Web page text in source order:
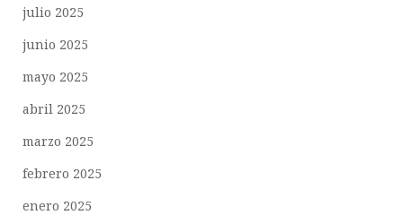
julio 2025
junio 2025
mayo 2025
abril 2025
marzo 2025
febrero 2025
enero 2025